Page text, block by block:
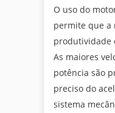
O uso do
permite que a
produtividade
As maiores
potência são
preciso do
sistema